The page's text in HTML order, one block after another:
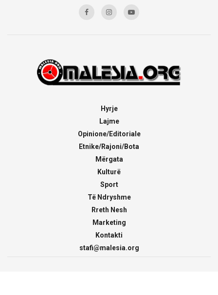
Hyrje
Lajme
Opinione/Editoriale
Etnike/Rajoni/Bota
Mërgata
Kulturë
Sport
Të Ndryshme
Rreth Nesh
Marketing
Kontakti
stafi@malesia.org